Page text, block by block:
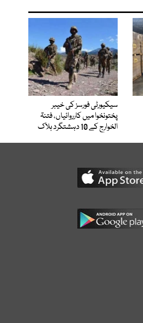
سیکیورٹی فورسز کی خیبر
پختونخوا میں کارروائیاں، فتنۃ
الخوارج کے 10 دہشتگرد ہلاک